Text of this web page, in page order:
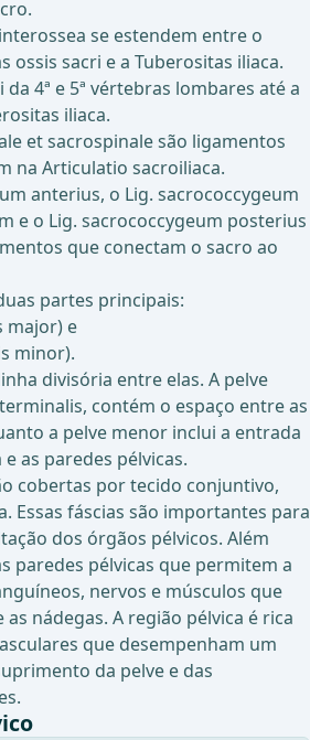
se estendem entre o
ossis sacri e a Tuberositas iliaca.
4ª e 5ª vértebras lombares até a
iliaca.
et sacrospinale são ligamentos
na Articulatio sacroiliaca.
anterius, o Lig. sacrococcygeum
e o Lig. sacrococcygeum posterius
que conectam o sacro ao
partes principais:
major) e
minor).
divisória entre elas. A pelve
contém o espaço entre as
a pelve menor inclui a entrada
as paredes pélvicas.
cobertas por tecido conjuntivo,
Essas fáscias são importantes para
dos órgãos pélvicos. Além
paredes pélvicas que permitem a
nervos e músculos que
nádegas. A região pélvica é rica
que desempenham um
da pelve e das